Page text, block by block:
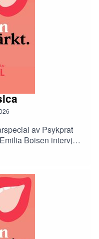
av Psykprat
Boisen intervjuar
som medverkar i
är en bok om
dikt, prosa och
mer om tankarna